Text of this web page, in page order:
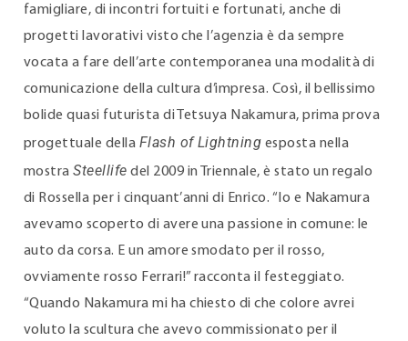
famigliare, di incontri fortuiti e fortunati, anche di
progetti lavorativi visto che l’agenzia è da sempre
vocata a fare dell’arte contemporanea una modalità di
comunicazione della cultura d’impresa. Così, il bellissimo
bolide quasi futurista di Tetsuya Nakamura, prima prova
progettuale della Flash of Lightning esposta nella
mostraSteellife del 2009 in Triennale, è stato un regalo
di Rossella per i cinquant’anni di Enrico. “Io e Nakamura
avevamo scoperto di avere una passione in comune: le
auto da corsa. E un amore smodato per il rosso,
ovviamente rosso Ferrari!” racconta il festeggiato.
“Quando Nakamura mi ha chiesto di che colore avrei
voluto la scultura che avevo commissionato per il